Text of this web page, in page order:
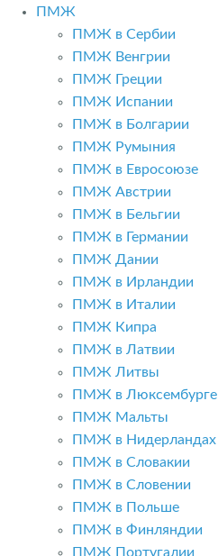
ПМЖ
ПМЖ в Сербии
ПМЖ Венгрии
ПМЖ Греции
ПМЖ Испании
ПМЖ в Болгарии
ПМЖ Румыния
ПМЖ в Евросоюзе
ПМЖ Австрии
ПМЖ в Бельгии
ПМЖ в Германии
ПМЖ Дании
ПМЖ в Ирландии
ПМЖ в Италии
ПМЖ Кипра
ПМЖ в Латвии
ПМЖ Литвы
ПМЖ в Люксембурге
ПМЖ Мальты
ПМЖ в Нидерландах
ПМЖ в Словакии
ПМЖ в Словении
ПМЖ в Польше
ПМЖ в Финляндии
ПМЖ Португалии